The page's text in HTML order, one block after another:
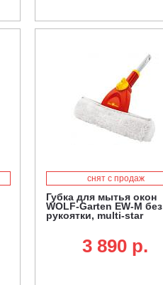
снят с продаж
Губка для мытья окон
WOLF-Garten EW-M без
рукоятки, multi-star
3 890 p.